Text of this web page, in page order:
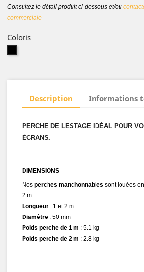
Consultez le détail produit ci-dessous et/ou
commerciale
Coloris
Description Informations
PERCHE DE LESTAGE IDÉAL POUR
ÉCRANS.
DIMENSIONS
Nos perches manchonnables sont louées
2 m.
Longueur : 1 et 2 m
Diamètre : 50 mm
Poids perche de 1 m : 5.1 kg
Poids perche de 2 m : 2.8 kg